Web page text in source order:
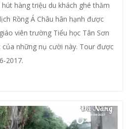
hàng triệu du khách ghé thăm
Rồng Á Châu hân hạnh được
viên trường Tiểu học Tân Sơn
những nụ cười này. Tour được
2017.